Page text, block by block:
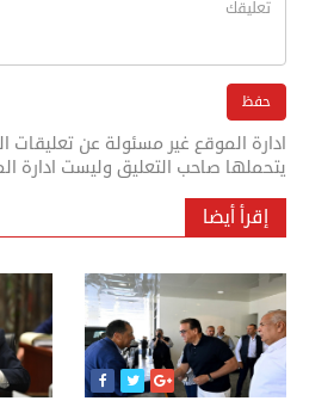
ادارة الموقع غير مسئولة عن تعليقات
يتحملها صاحب التعليق وليست ادارة
إقرأ أيضا